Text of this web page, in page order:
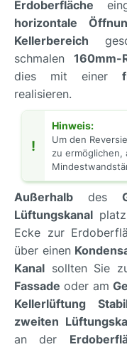
Erdoberfläche
horizontale
Kellerbereich
schmalen 160mm-
dies mit einer
realisieren.
!
Hinweis:
Um den
zu ermöglichen,
Außerhalb des
Lüftungskanal
Ecke zur
über einen
Kanal sollten Sie
Fassade oder am
Kellerlüftung
zweiten
an der